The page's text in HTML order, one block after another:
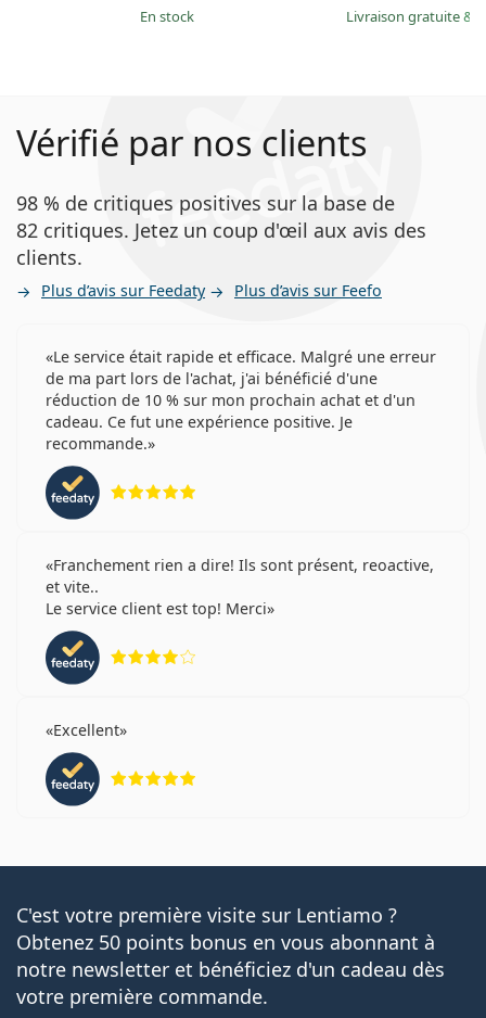
en stock Livraison gratuite&
Vérifié par nos clients
98 % de critiques positives sur la base de
82 critiques. Jetez un coup d'œil aux avis des
clients.
Plus d’avis sur Feedaty Plus d’avis sur Feefo
Le service était rapide et efficace. Malgré une erreur
de ma part lors de l'achat, j'ai bénéficié d'une
réduction de 10 % sur mon prochain achat et d'un
cadeau. Ce fut une expérience positive. Je
recommande.
Franchement rien a dire! Ils sont présent, reoactive,
et vite..
Le service client est top! Merci
Excellent
C'est votre première visite sur Lentiamo ?
Obtenez 50 points bonus en vous abonnant à
notre newsletter et bénéficiez d'un cadeau dès
votre première commande.